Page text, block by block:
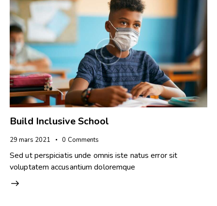
Build Inclusive School
29 mars 2021 0 Comments
Sed ut perspiciatis unde omnis iste natus error sit
voluptatem accusantium doloremque